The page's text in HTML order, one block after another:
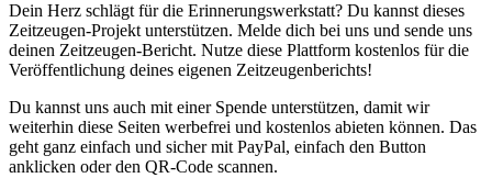
Dein Herz schlägt für die Erinnerungswerkstatt? Du kannst dieses
Zeitzeugen-Projekt unterstützen. Melde dich bei uns und sende uns
deinen Zeitzeugen-Bericht. Nutze diese Plattform kostenlos für die
Veröffentlichung deines eigenen Zeitzeugenberichts!
Du kannst uns auch mit einer Spende unterstützen, damit wir
weiterhin diese Seiten werbefrei und kostenlos abieten können. Das
geht ganz einfach und sicher mit PayPal, einfach den Button
anklicken oder den QR-Code scannen.